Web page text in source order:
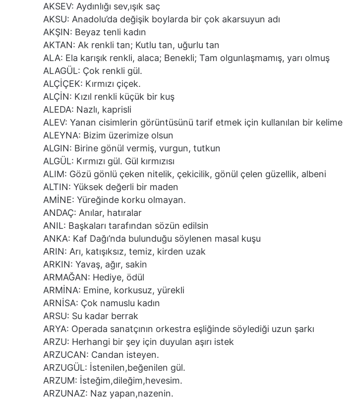
AKSEV: Aydınlığı sev,ışık saç
AKSU: Anadolu’da değişik boylarda bir çok akarsuyun adı
AKŞIN: Beyaz tenli kadın
AKTAN: Ak renkli tan; Kutlu tan, uğurlu tan
ALA: Ela karışık renkli, alaca; Benekli; Tam olgunlaşmamış, yarı olmuş
ALAGÜL: Çok renkli gül.
ALÇİÇEK: Kırmızı çiçek.
ALÇİN: Kızıl renkli küçük bir kuş
ALEDA: Nazlı, kaprisli
ALEV: Yanan cisimlerin görüntüsünü tarif etmek için kullanılan bir kelime
ALEYNA: Bizim üzerimize olsun
ALGIN: Birine gönül vermiş, vurgun, tutkun
ALGÜL: Kırmızı gül. Gül kırmızısı
ALIM: Gözü gönlü çeken nitelik, çekicilik, gönül çelen güzellik, albeni
ALTIN: Yüksek değerli bir maden
AMİNE: Yüreğinde korku olmayan.
ANDAÇ: Anılar, hatıralar
ANIL: Başkaları tarafından sözün edilsin
ANKA: Kaf Dağı’nda bulunduğu söylenen masal kuşu
ARIN: Arı, katışıksız, temiz, kirden uzak
ARKIN: Yavaş, ağır, sakin
ARMAĞAN: Hediye, ödül
ARMİNA: Emine, korkusuz, yürekli
ARNİSA: Çok namuslu kadın
ARSU: Su kadar berrak
ARYA: Operada sanatçının orkestra eşliğinde söylediği uzun şarkı
ARZU: Herhangi bir şey için duyulan aşırı istek
ARZUCAN: Candan isteyen.
ARZUGÜL: İstenilen,beğenilen gül.
ARZUM: İsteğim,dileğim,hevesim.
ARZUNAZ: Naz yapan,nazenin.